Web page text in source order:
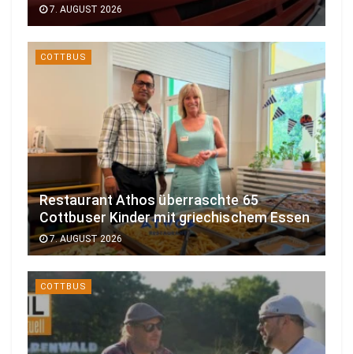
7. AUGUST 2026
COTTBUS
Restaurant Athos überraschte 65
Cottbuser Kinder mit griechischem Essen
7. AUGUST 2026
COTTBUS